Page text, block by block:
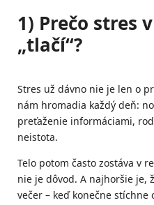
1) Prečo stres
„tlačí“?
Stres už dávno nie je len o
nám hromadia každý deň:
preťaženie informáciami,
neistota.
Telo potom často zostáva v
nie je dôvod. A najhoršie je,
večer – keď konečne